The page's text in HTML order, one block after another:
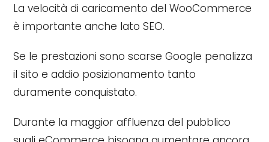
La velocità di caricamento del WooCommerce
è importante anche lato SEO.
Se le prestazioni sono scarse Google penalizza
il sito e addio posizionamento tanto
duramente conquistato.
Durante la maggior affluenza del pubblico